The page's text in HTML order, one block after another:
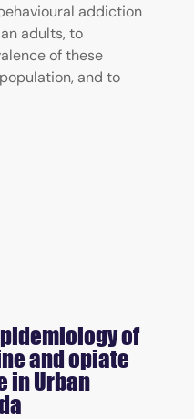
addiction
adults, to
of these
and to
of
and opiate
in Urban